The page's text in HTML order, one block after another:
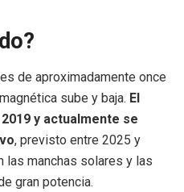
de aproximadamente once
sube y baja. El
y actualmente se
, previsto entre 2025 y
las manchas solares y las
gran potencia.